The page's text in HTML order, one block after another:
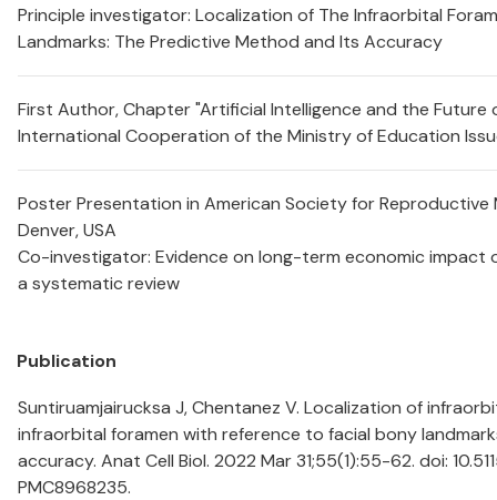
Principle investigator: Localization of The Infraorbital
Landmarks: The Predictive Method and Its Accuracy
First Author, Chapter "Artificial Intelligence and the Future
International Cooperation of the Ministry of Education
Poster Presentation in American Society for Reproductive
Denver, USA
Co-investigator: Evidence on long-term economic
a systematic review
Publication
Suntiruamjairucksa J, Chentanez V. Localization of
infraorbital foramen with reference to facial bony
accuracy. Anat Cell Biol. 2022 Mar 31;55(1):55-62. doi:
PMC8968235.